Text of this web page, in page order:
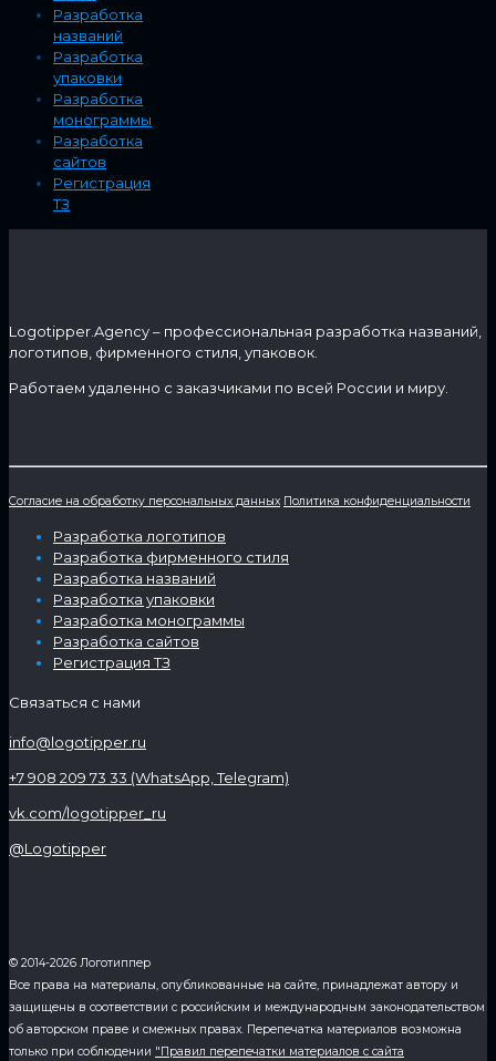
Разработка
названий
Разработка
упаковки
Разработка
монограммы
Разработка
сайтов
Регистрация
ТЗ
Logotipper.Agency – профессиональная разработка названий,
логотипов, фирменного стиля, упаковок.
Работаем удаленно с заказчиками по всей России и миру.
Согласие на обработку персональных данных Политика конфиденциальности
Разработка логотипов
Разработка фирменного стиля
Разработка названий
Разработка упаковки
Разработка монограммы
Разработка сайтов
Регистрация ТЗ
Связаться с нами
info@logotipper.ru
+7 908 209 73 33 (WhatsApp, Telegram)
vk.com/logotipper_ru
@Logotipper
© 2014-2026 Логотиппер
Все права на материалы, опубликованные на сайте, принадлежат автору и
защищены в соответствии с российским и международным законодательством
об авторском праве и смежных правах. Перепечатка материалов возможна
только при соблюдении "Правил перепечатки материалов с сайта